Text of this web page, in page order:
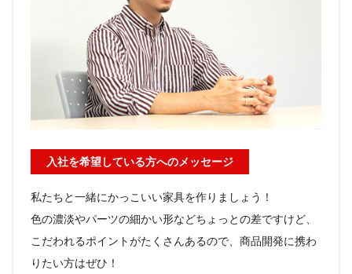
入社を希望している方へのメッセージ
私たちと一緒にかっこいい家具を作りましょう！
色の濃淡やパーツの細かい形などちょっとの差ですけど、
こだわれるポイントがたくさんあるので、商品開発に携わ
りたい方はぜひ！